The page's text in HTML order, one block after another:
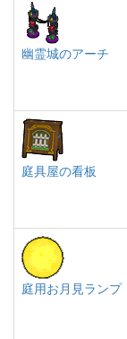
幽霊城のアーチ
庭具屋の看板
庭用お月見ランプ